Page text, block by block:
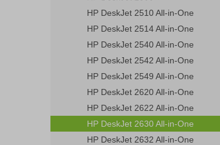
HP DeskJet 2510 All-in-One
HP DeskJet 2514 All-in-One
HP DeskJet 2540 All-in-One
HP DeskJet 2542 All-in-One
HP DeskJet 2549 All-in-One
HP DeskJet 2620 All-in-One
HP DeskJet 2622 All-in-One
HP DeskJet 2630 All-in-One
HP DeskJet 2632 All-in-One